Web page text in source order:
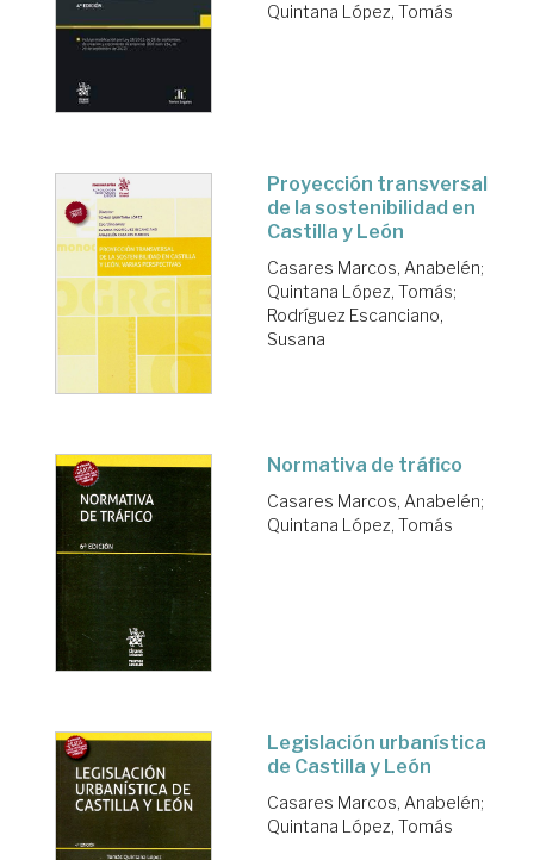
Quintana López, Tomás
Proyección transversal
de la sostenibilidad en
Castilla y León
Casares Marcos, Anabelén;
Quintana López, Tomás;
Rodríguez Escanciano,
Susana
Normativa de tráfico
Casares Marcos, Anabelén;
Quintana López, Tomás
Legislación urbanística
de Castilla y León
Casares Marcos, Anabelén;
Quintana López, Tomás